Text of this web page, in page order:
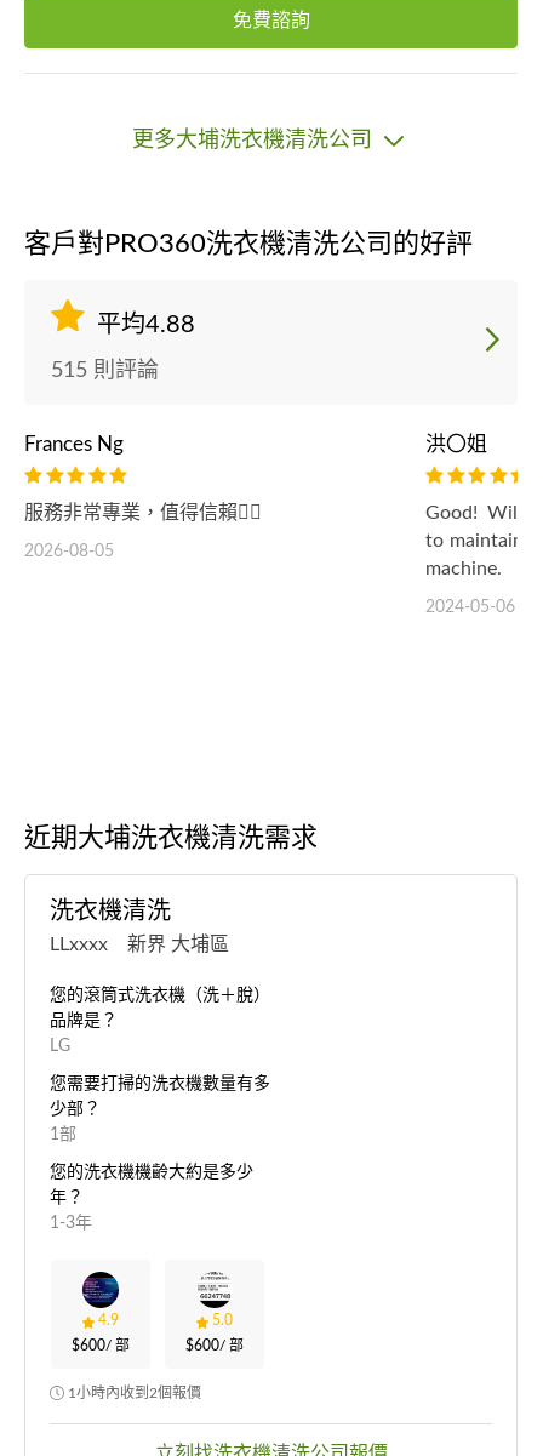
免費諮詢
更多大埔洗衣機清洗公司
客戶對PRO360洗衣機清洗公司的好評
平均4.88
515 則評論
Frances Ng
服務非常專業，值得信賴👍🏻
2026-08-05
洪〇姐
Good! Will
to maintain
machine.
2024-05-06
近期大埔洗衣機清洗需求
洗衣機清洗
LLxxxx 新界 大埔區
您的滾筒式洗衣機（洗＋脫）
品牌是？
LG
您需要打掃的洗衣機數量有多
少部？
1部
您的洗衣機機齡大約是多少
年？
1-3年
4.9
$600/ 部
5.0
$600/ 部
1小時內收到2個報價